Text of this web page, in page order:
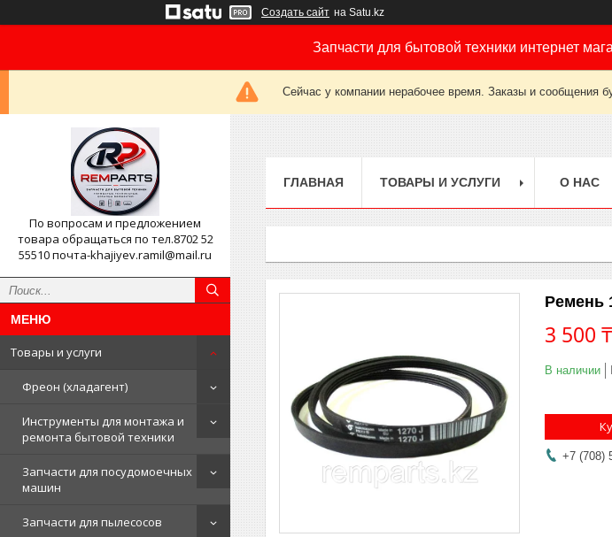
Создать сайт на Satu.kz
Запчасти для бытовой техники интернет
Сейчас у компании нерабочее время. Заказы и сообщения
По вопросам и предложением
товара обращаться по тел.8702 52
55510 почта-khajiyev.ramil@mail.ru
Товары и услуги
Фреон (хладагент)
Инструменты для монтажа и
ремонта бытовой техники
Запчасти для посудомоечных
машин
Запчасти для пылесосов
ГЛАВНАЯ ТОВАРЫ И УСЛУГИ О НАС
Ремень
3 500 ₸
В наличии
+7 (708)